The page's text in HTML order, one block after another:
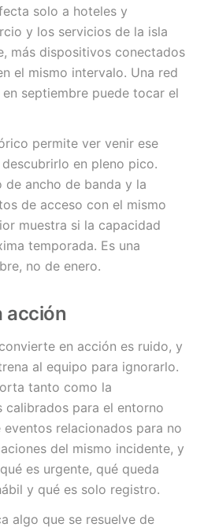
solo a hoteles y
y los servicios de la isla
más dispositivos conectados
el mismo intervalo. Una red
septiembre puede tocar el
permite ver venir ese
en pleno pico.
de ancho de banda y la
de acceso con el mismo
muestra si la capacidad
temporada. Es una
no de enero.
acción
en acción es ruido, y
al equipo para ignorarlo.
tanto como la
calibrados para el entorno
relacionados para no
del mismo incidente, y
es urgente, qué queda
y qué es solo registro.
algo que se resuelve de